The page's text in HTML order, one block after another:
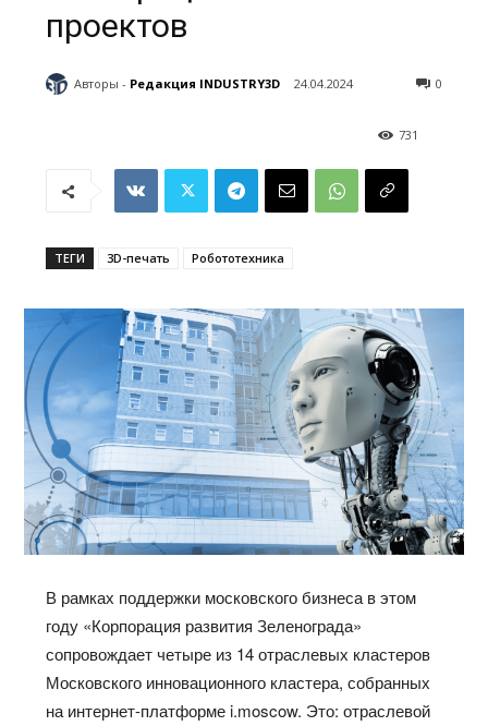
проектов
Авторы - Редакция INDUSTRY3D 24.04.2024 0
731
ТЕГИ 3D-печать Робототехника
В рамках поддержки московского бизнеса в этом
году «Корпорация развития Зеленограда»
сопровождает четыре из 14 отраслевых кластеров
Московского инновационного кластера, собранных
на интернет-платформе i.moscow. Это: отраслевой